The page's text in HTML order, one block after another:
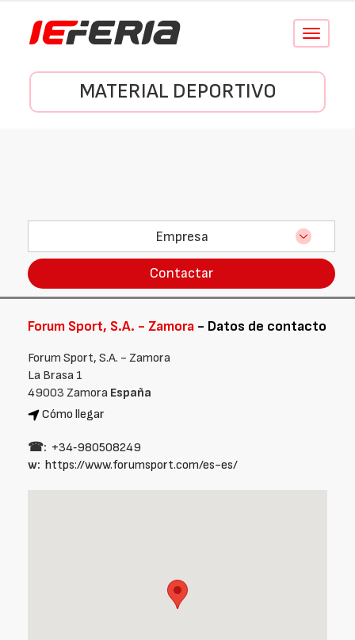
Conmutar
MATERIAL DEPORTIVO
Empresa
Contactar
Forum Sport, S.A. - Zamora - Datos de contacto
Forum Sport, S.A. - Zamora
La Brasa 1
49003 Zamora España
Cómo llegar
☎: +34‑980508249
w: https://www.forumsport.com/es-es/